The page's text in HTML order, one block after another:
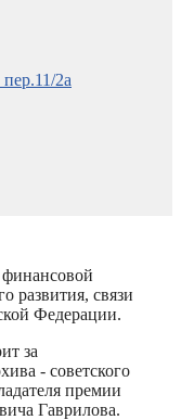
2а
развития, связи
Федерации.
за
- советского
премии
Гаврилова.